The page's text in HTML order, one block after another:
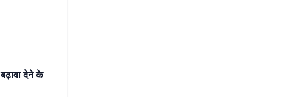
बढ़ावादेनेके